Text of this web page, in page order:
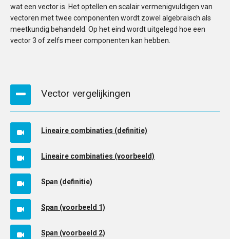
wat een vector is. Het optellen en scalair vermenigvuldigen van
vectoren met twee componenten wordt zowel algebraïsch als
meetkundig behandeld. Op het eind wordt uitgelegd hoe een
vector 3 of zelfs meer componenten kan hebben.
Vector vergelijkingen
Lineaire combinaties (definitie)
Lineaire combinaties (voorbeeld)
Span (definitie)
Span (voorbeeld 1)
Span (voorbeeld 2)